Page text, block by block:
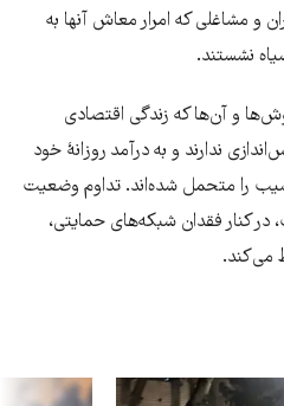
و مشاغلی که امرار معاش آنها به
نشستند.
و آن‌ها که زندگی اقتصادی
ندارند و به درآمد روزانۀ خود
را متحمل شده‌اند. تداوم وضعیت
کنار فقدان شبکه‌های حمایتی،
می‌کند.